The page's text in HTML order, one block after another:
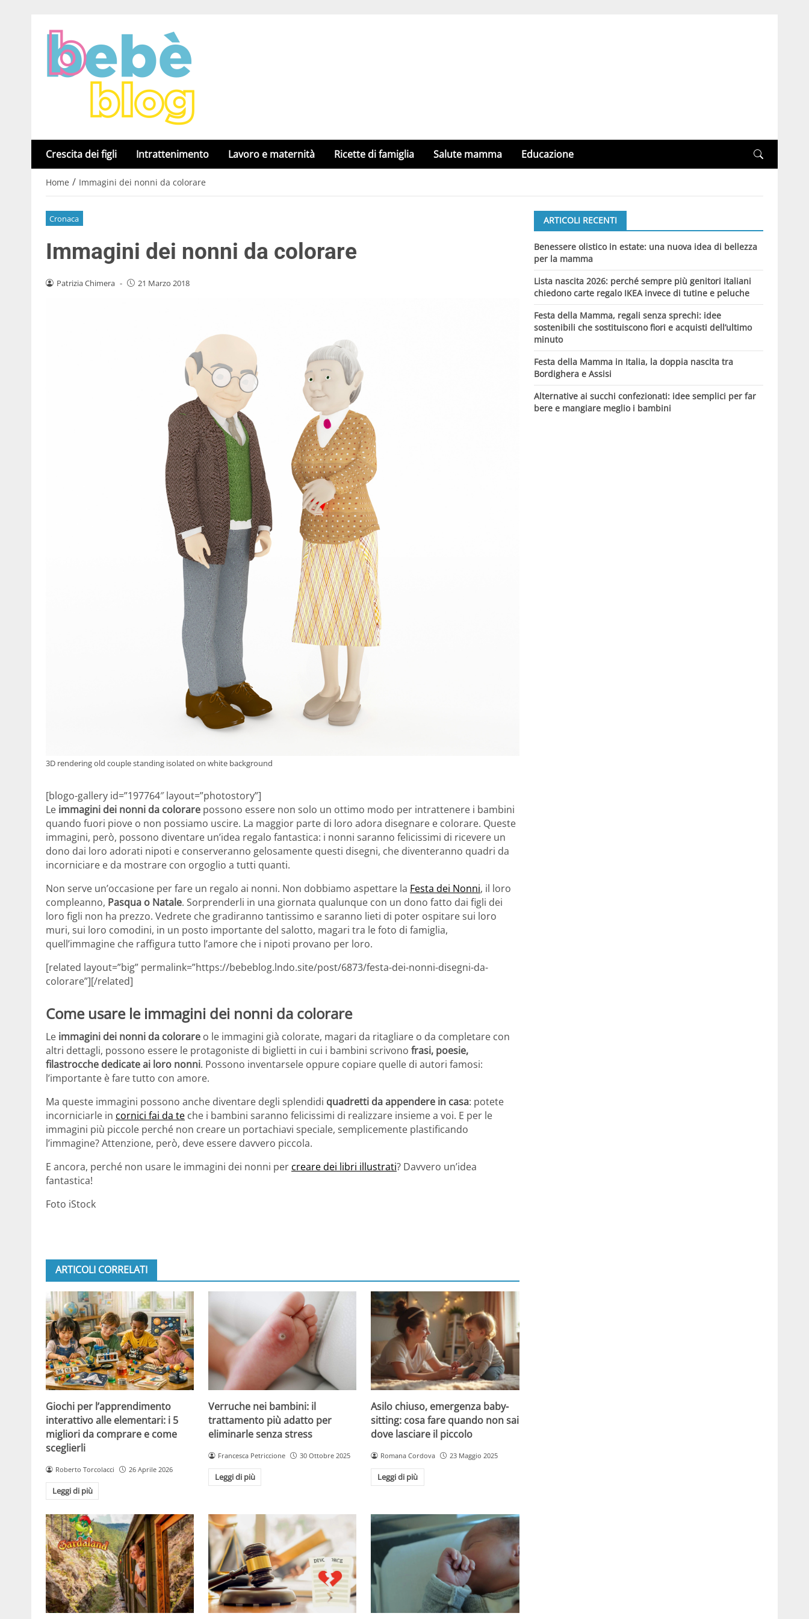
Crescita dei figli Intrattenimento Lavoro e maternità Ricette di famiglia Salute mamma Educazione
Home / Immagini dei nonni da colorare
Cronaca
Immagini dei nonni da colorare
Patrizia Chimera - 21 Marzo 2018
3D rendering old couple standing isolated on white background
[blogo-gallery id=”197764″ layout=”photostory”]
Le immagini dei nonni da colorare possono essere non solo un ottimo modo per intrattenere i bambini
quando fuori piove o non possiamo uscire. La maggior parte di loro adora disegnare e colorare. Queste
immagini, però, possono diventare un’idea regalo fantastica: i nonni saranno felicissimi di ricevere un
dono dai loro adorati nipoti e conserveranno gelosamente questi disegni, che diventeranno quadri da
incorniciare e da mostrare con orgoglio a tutti quanti.
Non serve un’occasione per fare un regalo ai nonni. Non dobbiamo aspettare la Festa dei Nonni, il loro
compleanno, Pasqua o Natale. Sorprenderli in una giornata qualunque con un dono fatto dai figli dei
loro figli non ha prezzo. Vedrete che gradiranno tantissimo e saranno lieti di poter ospitare sui loro
muri, sui loro comodini, in un posto importante del salotto, magari tra le foto di famiglia,
quell’immagine che raffigura tutto l’amore che i nipoti provano per loro.
[related layout=”big” permalink=”https://bebeblog.lndo.site/post/6873/festa-dei-nonni-disegni-da-
colorare”][/related]
Come usare le immagini dei nonni da colorare
Le immagini dei nonni da colorare o le immagini già colorate, magari da ritagliare o da completare con
altri dettagli, possono essere le protagoniste di biglietti in cui i bambini scrivono frasi, poesie,
filastrocche dedicate ai loro nonni. Possono inventarsele oppure copiare quelle di autori famosi:
l’importante è fare tutto con amore.
Ma queste immagini possono anche diventare degli splendidi quadretti da appendere in casa: potete
incorniciarle in cornici fai da te che i bambini saranno felicissimi di realizzare insieme a voi. E per le
immagini più piccole perché non creare un portachiavi speciale, semplicemente plastificando
l’immagine? Attenzione, però, deve essere davvero piccola.
E ancora, perché non usare le immagini dei nonni per creare dei libri illustrati? Davvero un’idea
fantastica!
Foto iStock
ARTICOLI CORRELATI
Giochi per l’apprendimento
interattivo alle elementari: i 5
migliori da comprare e come
sceglierli
Roberto Torcolacci 26 Aprile 2026
Leggi di più
Verruche nei bambini: il
trattamento più adatto per
eliminarle senza stress
Francesca Petriccione 30 Ottobre 2025
Leggi di più
Asilo chiuso, emergenza baby-
sitting: cosa fare quando non sai
dove lasciare il piccolo
Romana Cordova 23 Maggio 2025
Leggi di più
ARTICOLI RECENTI
Benessere olistico in estate: una nuova idea di bellezza
per la mamma
Lista nascita 2026: perché sempre più genitori italiani
chiedono carte regalo IKEA invece di tutine e peluche
Festa della Mamma, regali senza sprechi: idee
sostenibili che sostituiscono fiori e acquisti dell’ultimo
minuto
Festa della Mamma in Italia, la doppia nascita tra
Bordighera e Assisi
Alternative ai succhi confezionati: idee semplici per far
bere e mangiare meglio i bambini